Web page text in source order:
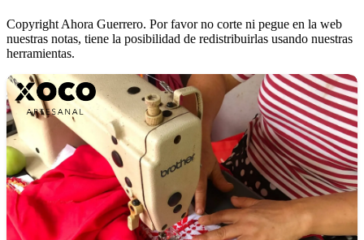
Copyright Ahora Guerrero. Por favor no corte ni pegue en la web
nuestras notas, tiene la posibilidad de redistribuirlas usando nuestras
herramientas.